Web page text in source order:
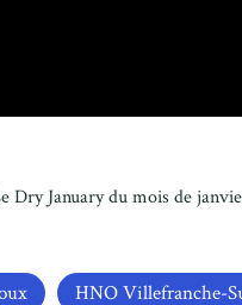
Dry January du mois de
HNO Villefranche-